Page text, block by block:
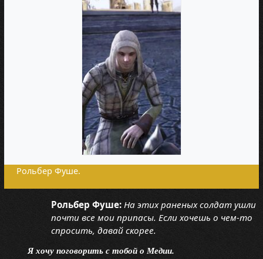
Рольбер Фуше.
Рольбер Фуше: На этих раненых солдат ушли
почти все мои припасы. Если хочешь о чем-то
спросить, давай скорее.
Я хочу поговорить с тобой о Медии.